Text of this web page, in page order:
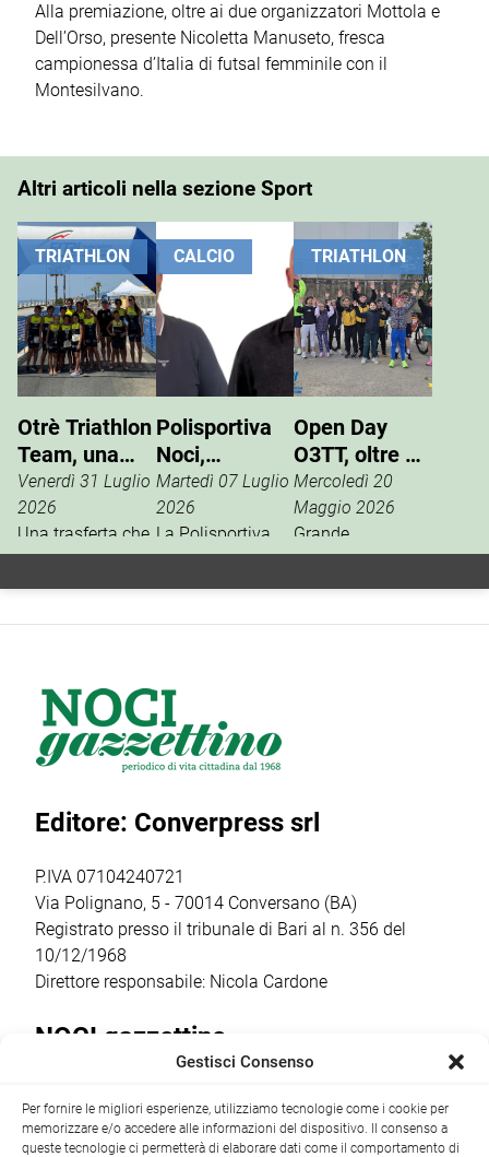
Alla premiazione, oltre ai due organizzatori Mottola e
Dell’Orso, presente Nicoletta Manuseto, fresca
campionessa d’Italia di futsal femminile con il
Montesilvano.
Altri articoli nella sezione Sport
TRIATHLON
Otrè Triathlon
Team, una
giornata di
sport, tifo e
condivisione
Venerdì 31 Luglio
2026
Una trasferta che
va ben oltre i
risultati
una splendida
giornata di sport
all’Aquathlon di
Paola,
ancora una volta
punto […]
CALCIO
Polisportiva
Noci,
Giuseppe
Pinto nuovo
presidente
Martedì 07 Luglio
2026
La Polisportiva
Noci apre una
nuova fase della
dell’assetto
societario e
l’insediamento
del nuovo
che guiderà il
stagione sportiva
2026/2027 […]
TRIATHLON
Open Day
O3TT, oltre 50
bambini al
Foro Boario
Mercoledì 20
Maggio 2026
Grande
partecipazione,
domenica 17
bambini dai 5
Editore: Converpress srl
P.IVA 07104240721
Via Polignano, 5 - 70014 Conversano (BA)
Registrato presso il tribunale di Bari al n. 356 del
10/12/1968
Direttore responsabile: Nicola Cardone
NOCI gazzettino
+39 080 4979274|info@nocigazzettino.it Contatti|
Archivio
Gestisci Consenso
Per fornire le migliori esperienze, utilizziamo tecnologie come i cookie per
memorizzare e/o accedere alle informazioni del dispositivo. Il consenso a
queste tecnologie ci permetterà di elaborare dati come il comportamento di